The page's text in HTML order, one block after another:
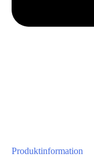
Produktinformation